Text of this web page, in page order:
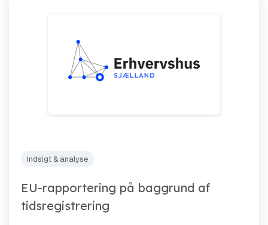
Indsigt & analyse
EU-rapportering på baggrund af
tidsregistrering